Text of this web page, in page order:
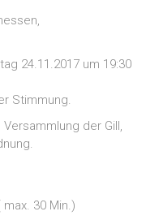
24.11.2017 um 19:30
Stimmung.
der Gill,
30 Min.)